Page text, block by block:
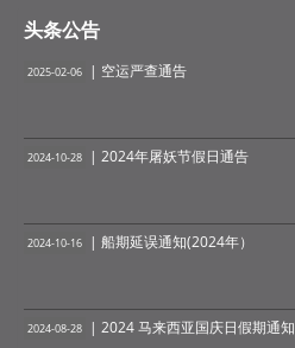
头条公告
2025-02-06 | 空运严查通告
2024-10-28 | 2024年屠妖节假日通告
2024-10-16 | 船期延误通知(2024年）
2024-08-28 | 2024 马来西亚国庆日假期通知